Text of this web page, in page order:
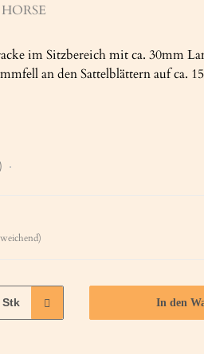
im Sitzbereich mit ca. 30mm
an den Sattelblättern auf ca.
Stk In den